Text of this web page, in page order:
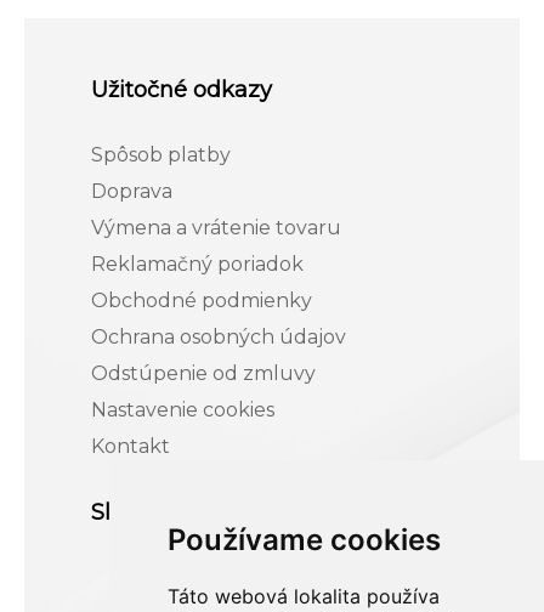
Používame cookies
Táto webová lokalita používa
Užitočné odkazy
Spôsob platby
Doprava
Výmena a vrátenie tovaru
Reklamačný poriadok
Obchodné podmienky
Ochrana osobných údajov
Odstúpenie od zmluvy
Nastavenie cookies
Kontakt
Sledujte nás